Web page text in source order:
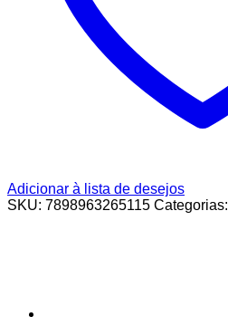
Adicionar à lista de desejos
SKU: 7898963265115 Categorias: